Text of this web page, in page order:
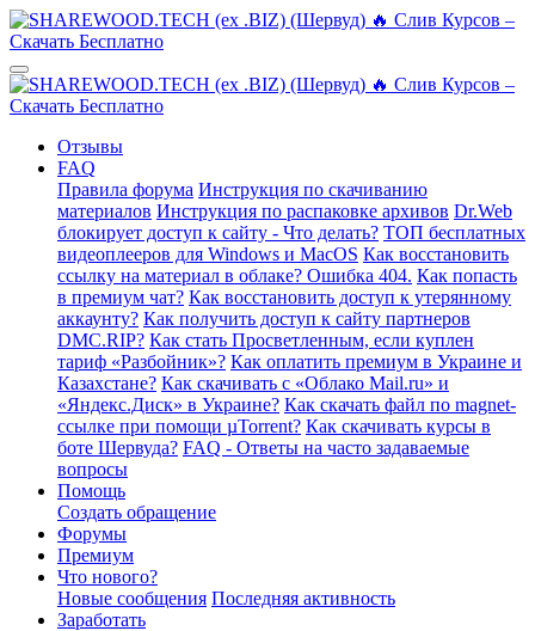
Отзывы
FAQ
Правила форума Инструкция по скачиванию
материалов Инструкция по распаковке архивов Dr.Web
блокирует доступ к сайту - Что делать? ТОП бесплатных
видеоплееров для Windows и MacOS Как восстановить
ссылку на материал в облаке? Ошибка 404. Как попасть
в премиум чат? Как восстановить доступ к утерянному
аккаунту? Как получить доступ к сайту партнеров
DMC.RIP? Как стать Просветленным, если куплен
тариф «Разбойник»? Как оплатить премиум в Украине и
Казахстане? Как скачивать с «Облако Mail.ru» и
«Яндекс.Диск» в Украине? Как скачать файл по magnet-
ссылке при помощи µTorrent? Как скачивать курсы в
боте Шервуда? FAQ - Ответы на часто задаваемые
вопросы
Помощь
Создать обращение
Форумы
Премиум
Что нового?
Новые сообщения Последняя активность
Заработать